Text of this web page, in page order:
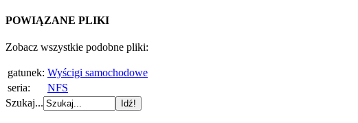
POWIĄZANE PLIKI
Zobacz wszystkie podobne pliki:
gatunek: Wyścigi samochodowe
seria:
NFS
Szukaj...